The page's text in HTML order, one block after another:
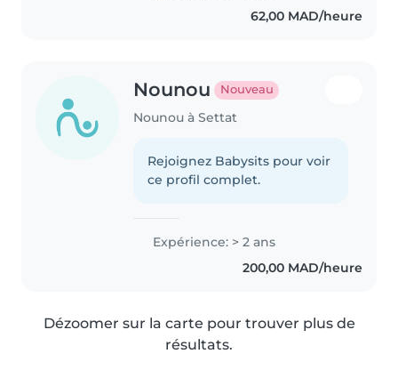
62,00 MAD/heure
Nounou Nouveau
Nounou à Settat
Rejoignez Babysits pour voir
ce profil complet.
Expérience: > 2 ans
200,00 MAD/heure
Dézoomer sur la carte pour trouver plus de
résultats.